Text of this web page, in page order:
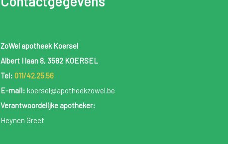
ZoWel apotheek Koersel
Albert I laan 8, 3582 KOERSEL
Tel: 011/42.25.56
E-mail: koersel@apotheekzowel.be
Verantwoordelijke apotheker:
Heynen Greet